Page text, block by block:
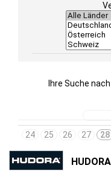
Ihre Suche
24
25 26 27 28
HUDORA